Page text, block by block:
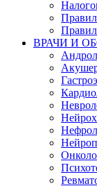
ВРАЧИ И